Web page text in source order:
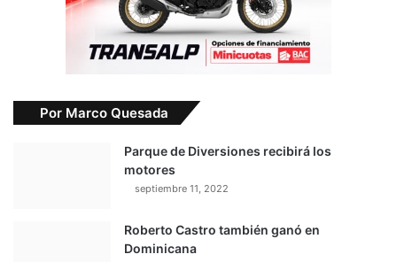
Por Marco Quesada
Parque de Diversiones recibirá los
motores
septiembre 11, 2022
Roberto Castro también ganó en
Dominicana